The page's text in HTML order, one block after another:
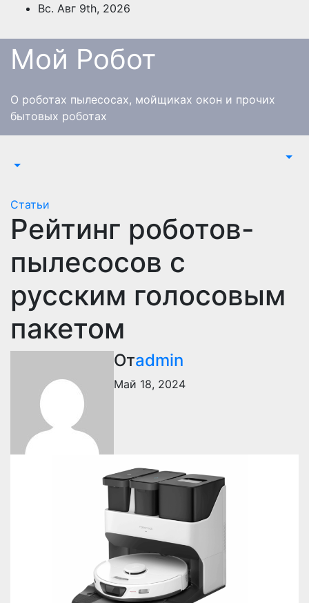
Перейти
содержимому
Вс. Авг 9th, 2026
Мой Робот
О роботах пылесосах, мойщиках окон и прочих
бытовых роботах
Статьи
Рейтинг роботов-
пылесосов с
русским голосовым
пакетом
Отadmin
Май 18, 2024